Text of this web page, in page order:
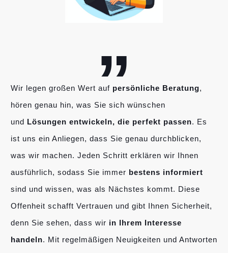
„
Wir legen großen Wert auf persönliche Beratung,
hören genau hin, was Sie sich wünschen
und Lösungen entwickeln, die perfekt passen. Es
ist uns ein Anliegen, dass Sie genau durchblicken,
was wir machen. Jeden Schritt erklären wir Ihnen
ausführlich, sodass Sie immer bestens informiert
sind und wissen, was als Nächstes kommt. Diese
Offenheit schafft Vertrauen und gibt Ihnen Sicherheit,
denn Sie sehen, dass wir in Ihrem Interesse
handeln. Mit regelmäßigen Neuigkeiten und Antworten